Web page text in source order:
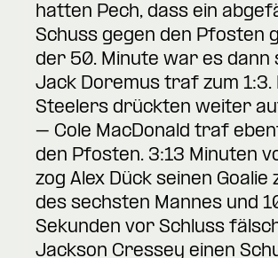
hatten Pech, dass ein
Schuss gegen den Pfosten
der 50. Minute war es dann
Jack Doremus traf zum 1:3.
Steelers drückten weiter
– Cole MacDonald traf
den Pfosten. 3:13 Minuten
zog Alex Dück seinen Goalie
des sechsten Mannes und
Sekunden vor Schluss
Jackson Cressey einen